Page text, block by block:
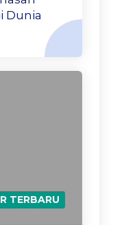
Dunia
TERBARU